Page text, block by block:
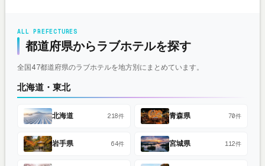
ALL PREFECTURES
都道府県からラブホテルを探す
全国47都道府県のラブホテルを地方別にまとめています。
北海道・東北
北海道 218件 青森県 70件
岩手県 64件 宮城県 112件